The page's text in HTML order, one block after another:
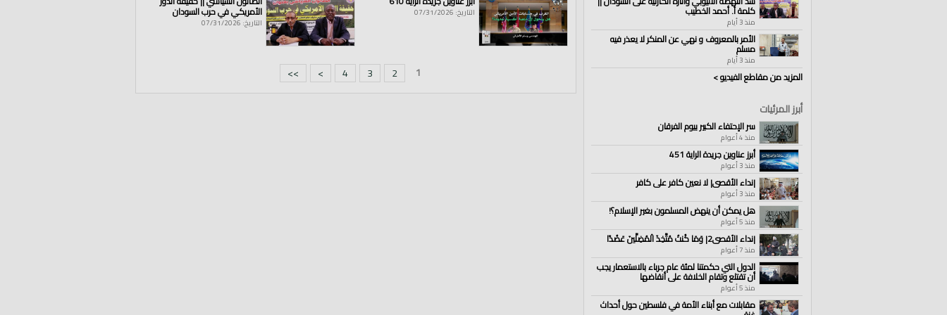
الفئات:
الولايات والمناطق
الولايات والمناطق»سوريا
قنوات:
الولايات والمناطق
العلامات:#الخلافة|#حزب_التحرير
كلمة أ. أحمد الخطيب
منذ 3 أيام
الأمر بالمعروف و نهي عن المنكر لا يعذر فيه
مسلم
منذ 3 أيام
المزيد من مقاطع الفيديو >
أبرز المرئيات
سر الإحتفاء الكبير بيوم الفرقان
منذ 4 أعوام
أبرز عناوين جريدة الراية 451
منذ 3 أعوام
|نداء الأقصى| لا نعين كافر على كافر
منذ 3 أعوام
هل يمكن أن ينهض المسلمون بغير الإسلام؟!
منذ 5 أعوام
|نداء الأقصى2| وَمَا كُنتُ مُتَّخِذَ الْمُضِلِّينَ عَضُدًا
منذ 7 أعوام
الدول التي حكمتنا لمئة عام جرباء بالاستعمار يجب
أن تقتلع وتقام الخلافة على أنقاضها
منذ 5 أعوام
مقابلات مع أبناء الأمة في فلسطين حول أحداث
التاريخ: 07/31/2026 الأمريكي في حرب السودان
التاريخ: 07/31/2026
1
2
3
4
>
>>